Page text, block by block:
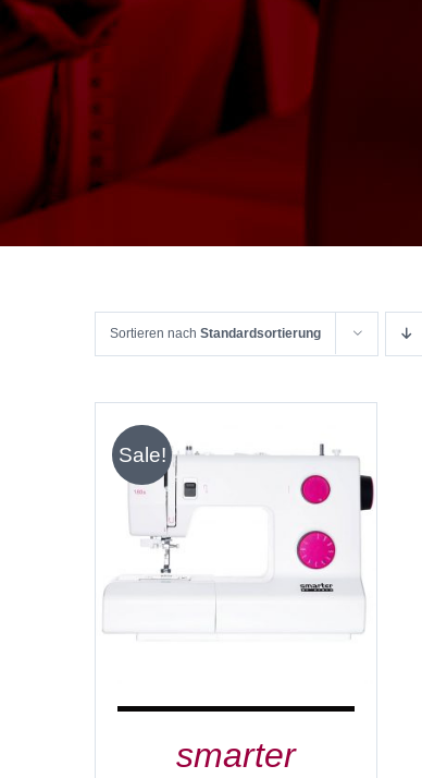
Sortieren nach Standardsortierung
Sale!
IN DEN WARENKORB
/
smarter